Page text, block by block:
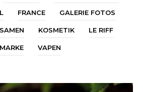
FRANCE GALERIE FOTOS
KOSMETIK LE RIFF
MARKE VAPEN